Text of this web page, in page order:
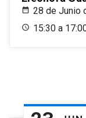
28 de Junio
15:30 a